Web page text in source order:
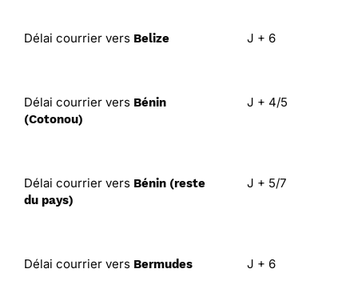
Délai courrier vers Belize J + 6
Délai courrier vers Bénin
(Cotonou)
J + 4/5
Délai courrier vers Bénin (reste
du pays)
J + 5/7
Délai courrier vers Bermudes J + 6